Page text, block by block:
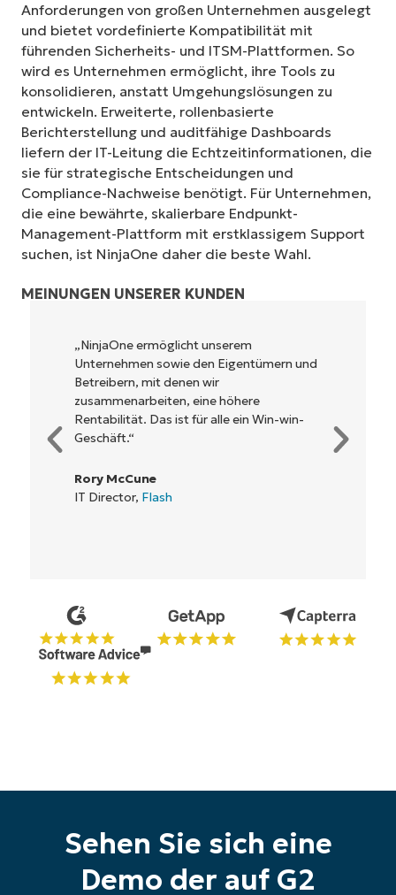
Anforderungen von großen Unternehmen ausgelegt
und bietet vordefinierte Kompatibilität mit
führenden Sicherheits- und ITSM-Plattformen. So
wird es Unternehmen ermöglicht, ihre Tools zu
konsolidieren, anstatt Umgehungslösungen zu
entwickeln. Erweiterte, rollenbasierte
Berichterstellung und auditfähige Dashboards
liefern der IT-Leitung die Echtzeitinformationen, die
sie für strategische Entscheidungen und
Compliance-Nachweise benötigt. Für Unternehmen,
die eine bewährte, skalierbare Endpunkt-
Management-Plattform mit erstklassigem Support
suchen, ist NinjaOne daher die beste Wahl.
MEINUNGEN UNSERER KUNDEN
„NinjaOne ermöglicht unserem
Unternehmen sowie den Eigentümern und
Betreibern, mit denen wir
zusammenarbeiten, eine höhere
Rentabilität. Das ist für alle ein Win-win-
Geschäft.“
Rory McCune
IT Director, Flash
Sehen Sie sich eine
Demo der auf G2
Keine Kreditkarte erforderlich, voller Zugriff auf
alle Funktionen